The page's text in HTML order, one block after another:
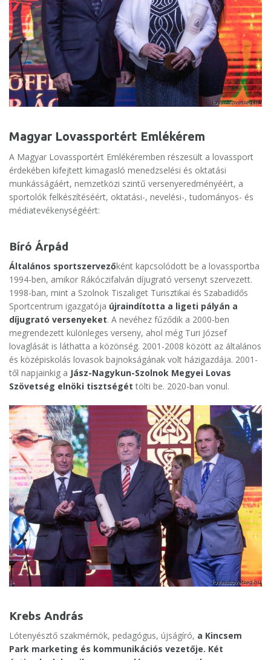
Magyar Lovassportért Emlékérem
A Magyar Lovassportért Emlékéremben részesült a lovassport
érdekében kifejtett kimagasló menedzselési és oktatási
munkásságáért, nemzetközi szintű versenyeredményéért, a
sportolók felkészítéséért, oktatási-, nevelési-, tudományos- és
médiatevékenységéért:
Bíró Árpád
Általános sportszervezőként kapcsolódott be a lovassportba
1994-ben, amikor Rákóczifalván díjugrató versenyt szervezett.
1998-ban, mint a Szolnok Tiszaliget Turisztikai és Szabadidős
Sportcentrum igazgatója újraindította a ligeti pályán a
díjugrató versenyeket. A nevéhez fűződik a 2000-ben
megrendezett különleges verseny, ahol még Turi József
lovaglását is láthatta a közönség. 2001-2008 között az általános
és középiskolás lovasok bajnokságának volt házigazdája. 2001-
től napjainkig a Jász-Nagykun-Szolnok Megyei Lovas
Szövetség elnöki tisztségét tölti be. 2020-ban vonul.
Krebs András
Lótenyésztő szakmérnök, pedagógus, újságíró, a Kincsem
Park marketing és kommunikációs vezetője. Két